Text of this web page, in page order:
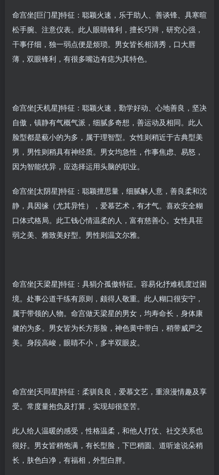
命宫坐[巨门星]特征：聪颖火速，乐于助人、善谈锋、具寒暄
松手腕、注意仪表。此人眼睛锋利，擅长巧辩，研究心强，
干事仔细，独一弱点便是烦琐。男女皆长相清秀，口大唇
薄，双眼锋利，有很多嘴边有痣为其特色。
命宫坐[天机星]特征：聪颖火速，勤学好动、心地善良，坚决
自傲，镇静有气概气派，细腻多奇想，善运动及相同。此人
脸型都是藐小的为多，属于理智型。女性则稍近于古典型美
男，男性则稍具有神经质。男女均急性，作事焦虑、易怒，
因为智能优异，应选择运用头脑的职业。
命宫坐[太阴星]特征：聪颖擅思量，细腻解人意，善良柔和沈
静，具因缘（尤其异性），爱慕艺术，有才气。喜欢安全糊
口体式格局。此工钱心情温柔的人，富有慈善心。女性具荏
弱之美、雅致美好型。男性则温文尔雅。
命宫坐[天梁星]特征：具狷介孤傲特征。容易化抒难机度过困
境。处事公道干练有原则，颇得人敬重。此人糊口很安宁，
属于带领的人物。命宫做天梁星的男女，均寿命长，身体康
健的为多。男女皆为长方形脸，神色黄中带白，稍带威严之
美。身段高峻，眼睛不小，多半双眼皮。
命宫坐[天同星]特征：柔驯良良，爱慕文艺，重浪漫情趣及享
受。常度量抱负及打算，实现却很坚苦。
此人给人温暖的感受，性格温柔，和他人打仗、社交关系也
很好。男女皆稍饱满，有长型脸，下巴稍圆、道听途说朵稍
长，肤色白净，有福相，外型白胖。